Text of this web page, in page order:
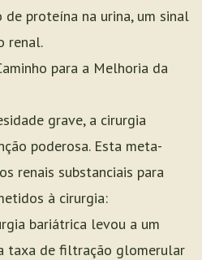
de proteína na urina, um sinal
renal.
para a Melhoria da
grave, a cirurgia
poderosa. Esta meta-
renais substanciais para
à cirurgia:
bariátrica levou a um
taxa de filtração glomerular